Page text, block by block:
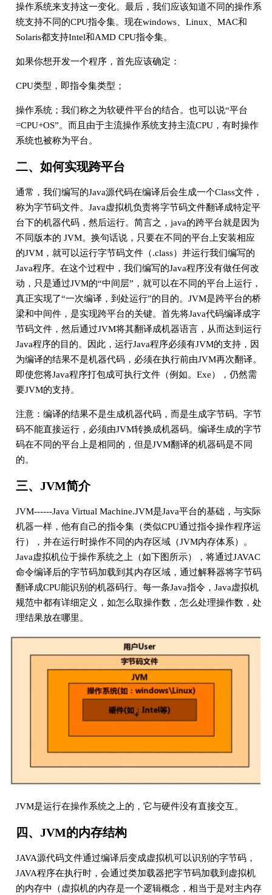
操作系统来支持这一变化。最后，我们应该知道不同的操作系
统支持不同的CPU指令集。现在windows、Linux、MAC和
Solaris都支持Intel和AMD CPU指令集。
如果你想开发一个程序，首先应该确定：
CPU类型，即指令集类型；
操作系统；我们称之为软硬件平台的结合。也可以说“平台
=CPU+OS”。而且由于主流操作系统支持主流CPU，有时操作
系统也被称为平台。
二、如何实现跨平台
通常，我们编写的Java源代码在编译后会生成一个Class文件，
称为字节码文件。Java虚拟机负责将字节码文件翻译成特定平
台下的机器代码，然后运行。简言之，java的跨平台就是因为
不同版本的 JVM。换句话说，只要在不同的平台上安装相应
的JVM，就可以运行字节码文件（.class）并运行我们编写的
Java程序。在这个过程中，我们编写的Java程序没有做任何改
动，只是通过JVM的“中间层”，就可以在不同的平台上运行，
真正实现了“一次编译，到处运行”的目的。JVM是跨平台的桥
梁和中间件，是实现跨平台的关键。首先将Java代码编译成字
节码文件，然后通过JVM将其翻译成机器语言，从而达到运行
Java程序的目的。因此，运行Java程序必须有JVM的支持，因
为编译的结果不是机器代码，必须在执行前由JVM再次翻译。
即使您将Java程序打包成可执行文件（例如。Exe），仍然需
要JVM的支持。
注意：编译的结果不是生成机器代码，而是生成字节码。字节
码不能直接运行，必须由JVM转换成机器码。编译生成的字节
码在不同的平台上是相同的，但是JVM翻译的机器码是不同
的。
三、JVM简介
JVM------Java Virtual Machine.JVM是Java平台的基础，与实际
机器一样，他有自己的指令集（类似CPU通过指令操作程序运
行），并在运行时操作不同的内存区域（JVM内存体系）。
Java虚拟机位于操作系统之上（如下图所示），将通过JAVAC
命令编译后的字节码加载到其内存区域，通过解释器将字节码
翻译成CPU能识别的机器码行。每一条Java指令，Java虚拟机
规范中都有详细定义，如怎么取操作数，怎么处理操作数，处
理结果放在哪里。
JVM是运行在操作系统之上的，它与硬件没有直接交互。
四、JVM的内存结构
JAVA源代码文件通过编译后变成虚拟机可以识别的字节码，
JAVA程序在执行时，会通过类加载器把字节码加载到虚拟机
的内存中（虚拟机的内存是一个逻辑概念，相当于是对主内存